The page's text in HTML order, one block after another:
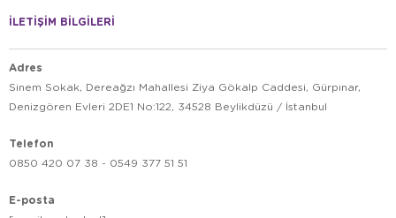
İLETİŞİM BİLGİLERİ
Adres
Sinem Sokak, Dereağzı Mahallesi Ziya Gökalp Caddesi, Gürpınar,
Denizgören Evleri 2DE1 No:122, 34528 Beylikdüzü / İstanbul
Telefon
0850 420 07 38 - 0549 377 51 51
E-posta